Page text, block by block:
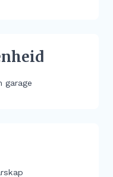
garage